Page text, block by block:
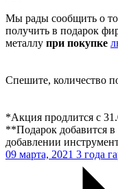
Мы рады сообщить о
получить в подарок
металлу при покупке
Спешите, количество
*Акция продлится c
**Подарок добавится в
добавлении
09 марта, 2021 3 года